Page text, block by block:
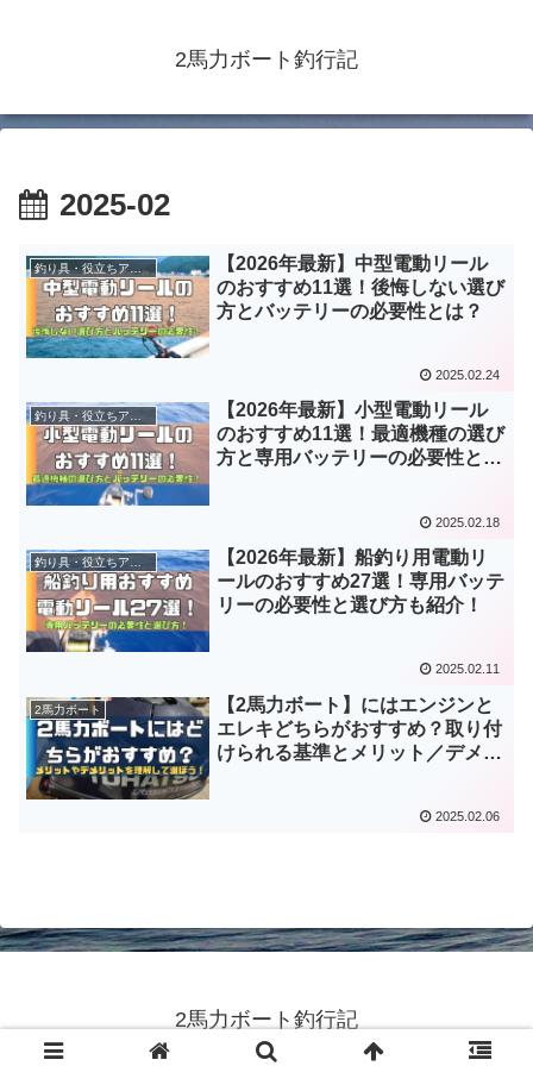
2馬力ボート釣行記
2025-02
【2026年最新】中型電動リール
のおすすめ11選！後悔しない選び
方とバッテリーの必要性とは？
2025.02.24
【2026年最新】小型電動リール
のおすすめ11選！最適機種の選び
方と専用バッテリーの必要性と
2025.02.18
釣り具・役立ちアイテム
【2026年最新】船釣り用電動リ
ールのおすすめ27選！専用バッテ
リーの必要性と選び方も紹介！
2025.02.11
2馬力ボート
【2馬力ボート】にはエンジンと
エレキどちらがおすすめ？取り付
けられる基準とメリット／デメリ
2025.02.06
2馬力ボート釣行記
© 2023 2馬力ボート釣行記.